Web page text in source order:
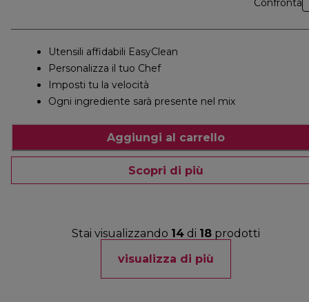
Confronta
Utensili affidabili EasyClean
Personalizza il tuo Chef
Imposti tu la velocità
Ogni ingrediente sarà presente nel mix
Aggiungi al carrello
Scopri di più
Stai visualizzando 14di 18prodotti
visualizza di più